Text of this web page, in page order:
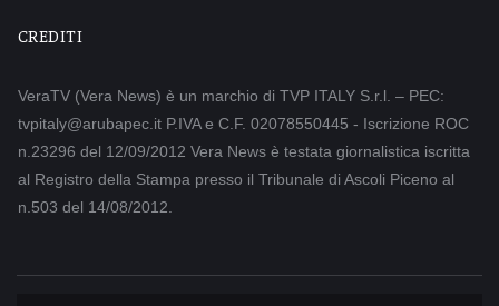
CREDITI
VeraTV (Vera News) è un marchio di TVP ITALY S.r.l. – PEC:
tvpitaly@arubapec.it P.IVA e C.F. 02078550445 - Iscrizione ROC
n.23296 del 12/09/2012 Vera News è testata giornalistica iscritta
al Registro della Stampa presso il Tribunale di Ascoli Piceno al
n.503 del 14/08/2012.